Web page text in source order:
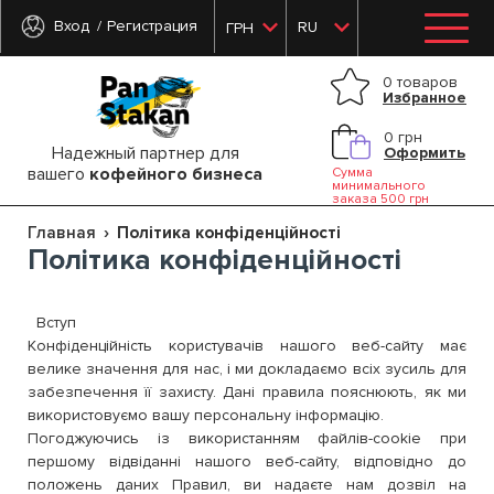
Вход Регистрация ГРН RU
Надежный партнер для
вашего кофейного бизнеса
0 товаров
Избранное
0 грн
Оформить
Сумма
минимального
заказа 500 грн
Главная Політика конфіденційності
Політика конфіденційності
Вступ
Конфіденційність користувачів нашого веб-сайту має
велике значення для нас, і ми докладаємо всіх зусиль для
забезпечення її захисту. Дані правила пояснюють, як ми
використовуємо вашу персональну інформацію.
Погоджуючись із використанням файлів-cookie при
першому відвіданні нашого веб-сайту, відповідно до
положень даних Правил, ви надаєте нам дозвіл на